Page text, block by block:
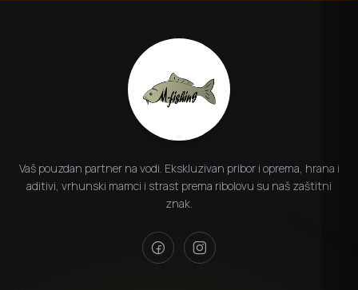
Vaš pouzdan partner na vodi. Ekskluzivan pribor i oprema, hrana i
aditivi, vrhunski mamci i strast prema ribolovu su naš zaštitni
znak.